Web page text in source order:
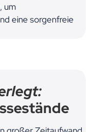
um
eine sorgenfreie